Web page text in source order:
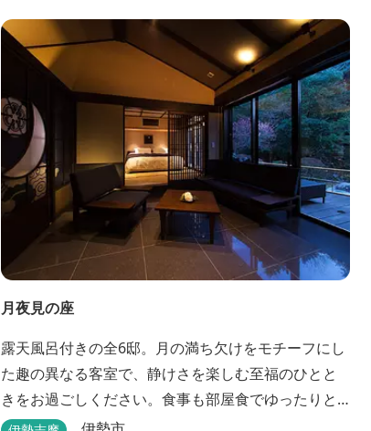
月夜見の座
露天風呂付きの全6邸。月の満ち欠けをモチーフにし
た趣の異なる客室で、静けさを楽しむ至福のひとと
きをお過ごしください。食事も部屋食でゆったりと
楽しめます。